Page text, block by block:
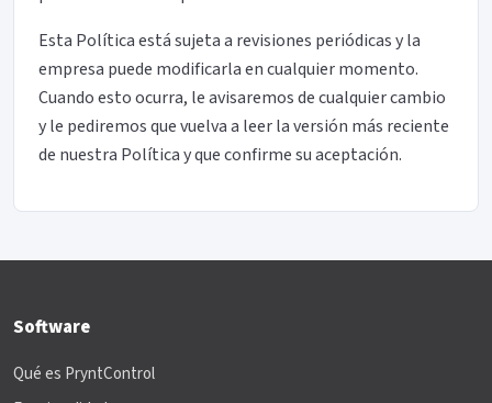
Esta Política está sujeta a revisiones periódicas y la
empresa puede modificarla en cualquier momento.
Cuando esto ocurra, le avisaremos de cualquier cambio
y le pediremos que vuelva a leer la versión más reciente
de nuestra Política y que confirme su aceptación.
Software
Qué es PryntControl